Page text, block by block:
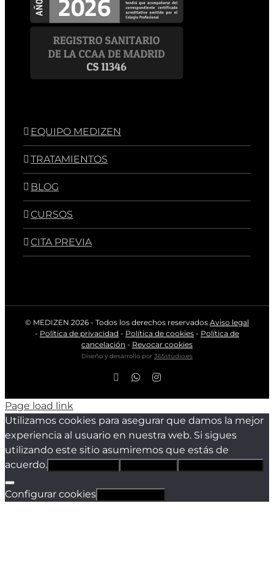
EQUIPO MEDIZEN
TRATAMIENTOS
BLOG
CURSOS
CITA PREVIA
© MEDIZEN 2026 - Todos los derechos reservados Aviso legal
- Política de privacidad - Política de cookies - Política de
cancelación - Revocar cookies
Diseño y desarrollo por 365studio.es
FacebookWhatsAppInstagram
Page load link
Utilizamos cookies para asegurar que damos la mejor
experiencia al usuario en nuestra web. Si sigues
utilizando este sitio asumiremos que estás de
acuerdo.
Configurar cookies